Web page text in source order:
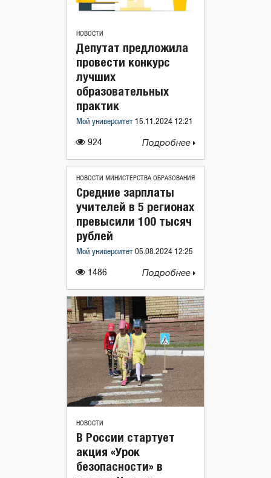
НОВОСТИ
924
Депутат предложила
провести конкурс
лучших
образовательных
практик
Мой университет 15.11.2024 12:21
Подробнее
НОВОСТИ МИНИСТЕРСТВА ОБРАЗОВАНИЯ
1486
Средние зарплаты
учителей в 5 регионах
превысили 100 тысяч
рублей
Мой университет 05.08.2024 12:25
Подробнее
НОВОСТИ
В России стартует
акция «Урок
безопасности» в